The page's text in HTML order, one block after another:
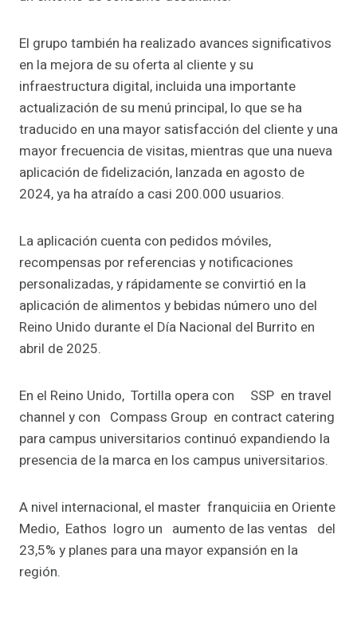
El grupo también ha realizado avances significativos
en la mejora de su oferta al cliente y su
infraestructura digital, incluida una importante
actualización de su menú principal, lo que se ha
traducido en una mayor satisfacción del cliente y una
mayor frecuencia de visitas, mientras que una nueva
aplicación de fidelización, lanzada en agosto de
2024, ya ha atraído a casi 200.000 usuarios.
La aplicación cuenta con pedidos móviles,
recompensas por referencias y notificaciones
personalizadas, y rápidamente se convirtió en la
aplicación de alimentos y bebidas número uno del
Reino Unido durante el Día Nacional del Burrito en
abril de 2025.
En el Reino Unido, Tortilla opera con SSP en travel
channel y con Compass Group en contract catering
para campus universitarios continuó expandiendo la
presencia de la marca en los campus universitarios.
A nivel internacional, el master franquiciia en Oriente
Medio, Eathos logro un aumento de las ventas del
23,5% y planes para una mayor expansión en la
región.